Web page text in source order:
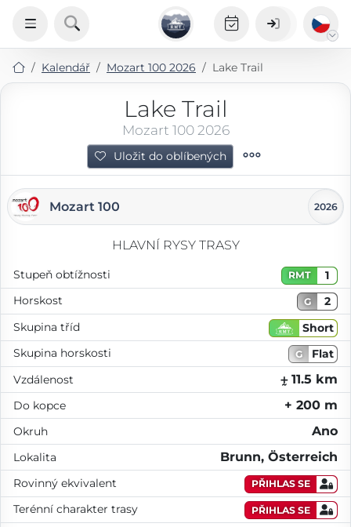
Kalendář Mozart 100 2026 Lake Trail
Lake Trail
Mozart 100 2026
Uložit do oblíbených
Mozart 100 2026
HLAVNÍ RYSY TRASY
Stupeň obtížnosti RMT
1
Horskost
G
2
Skupina tříd
Short
Skupina horskosti
G
Flat
Vzdálenost
⨦ 11.5 km
Do kopce + 200 m
Okruh Ano
Lokalita Brunn, Österreich
Rovinný ekvivalent PŘIHLAS SE
Terénní charakter trasy PŘIHLAS SE